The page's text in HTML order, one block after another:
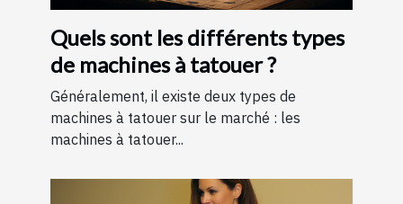
Quels sont les différents types
de machines à tatouer ?
Généralement, il existe deux types de
machines à tatouer sur le marché : les
machines à tatouer...